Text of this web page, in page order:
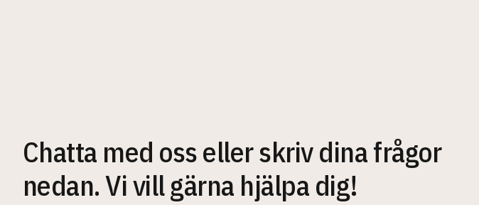
Chatta med oss eller skriv dina frågor
nedan. Vi vill gärna hjälpa dig!